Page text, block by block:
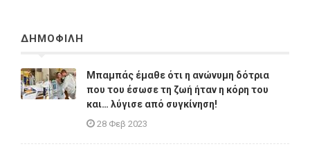
ΔΗΜΟΦΙΛΗ
Μπαμπάς έμαθε ότι η ανώνυμη δότρια
που του έσωσε τη ζωή ήταν η κόρη του
και… λύγισε από συγκίνηση!
28 Φεβ 2023